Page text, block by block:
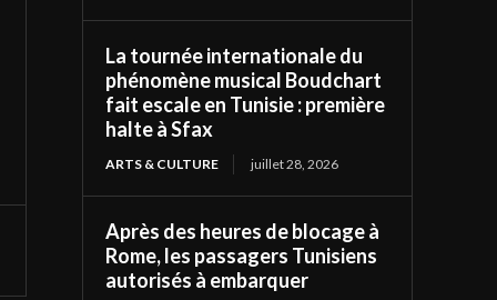
La tournée internationale du
phénomène musical Boudchart
fait escale en Tunisie : première
halte à Sfax
ARTS & CULTURE juillet 28, 2026
Après des heures de blocage à
Rome, les passagers Tunisiens
autorisés à embarquer